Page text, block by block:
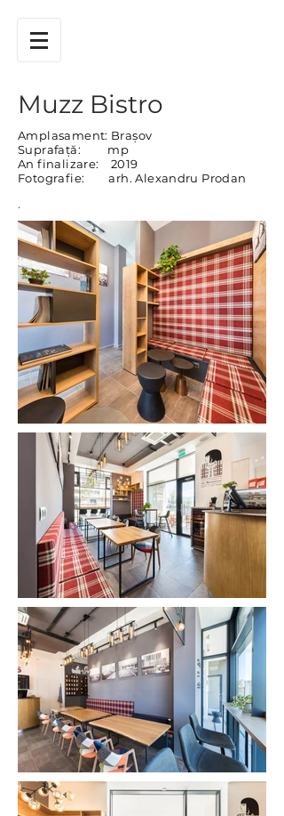
Muzz Bistro
Amplasament: Brașov
Suprafață: mp
An finalizare: 2019
Fotografie: arh. Alexandru Prodan
.